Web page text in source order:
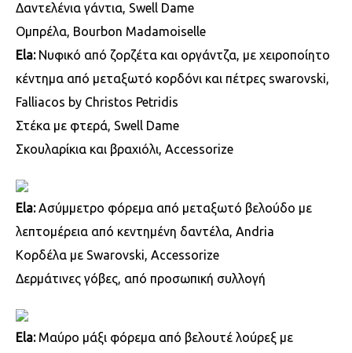
Δαντελένια γάντια, Swell Dame
Ομπρέλα, Bourbon Madamoiselle
Ela:Νυφικό από ζορζέτα και οργάντζα, με χειροποίητο
κέντημα από μεταξωτό κορδόνι και πέτρες swarovski,
Falliacos by Christos Petridis
Στέκα με φτερά, Swell Dame
Σκουλαρίκια και βραχιόλι, Accessorize
Ela:Ασύμμετρο φόρεμα από μεταξωτό βελούδο με
λεπτομέρεια από κεντημένη δαντέλα, Andria
Κορδέλα με Swarovski, Accessorize
Δερμάτινες γόβες, από προσωπική συλλογή
Ela:Μαύρο μάξι φόρεμα από βελουτέ λούρεξ με